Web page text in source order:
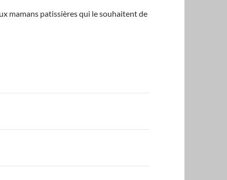
mamans patissières qui le souhaitent de